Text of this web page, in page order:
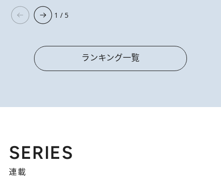
1 / 5
ランキング一覧
SERIES
連載